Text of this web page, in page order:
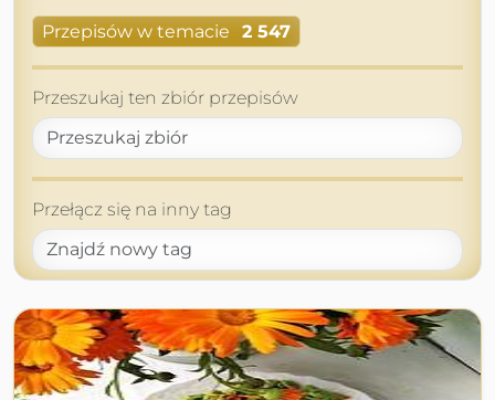
Przepisów w temacie 2 547
Przeszukaj ten zbiór przepisów
Przełącz się na inny tag